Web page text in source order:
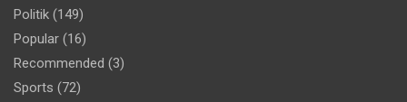
Politik (149)
Popular (16)
Recommended (3)
Sports (72)